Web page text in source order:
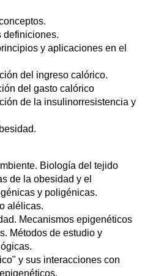
definiciones.
y aplicaciones en el
del ingreso calórico.
del gasto calórico
de la insulinorresistencia y
Biología del tejido
de la obesidad y el
y poligénicas.
alélicas.
Mecanismos epigenéticos
Métodos de estudio y
y sus interacciones con